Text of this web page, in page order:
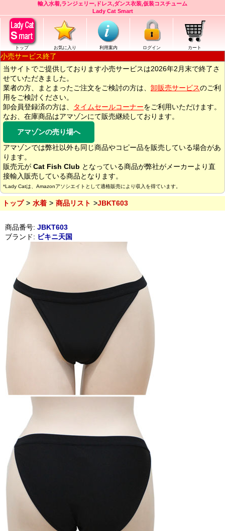
輸入水着,ランジェリー,ドレス,ダンス衣装,仮装コスチューム
Lady Cat Smart
トップ お気に入り 利用案内 ログイン カート
小売サービス終了
当サイトでご提供しております小売サービスは2026年2月末で終了さ
せていただきました。
業者の方、まとまったご注文をご検討の方は、 卸販売サービスのご利
用をご検討ください。
卸会員登録済の方は、
タイムセールコーナーをご利用いただけます。
なお、在庫商品はアマゾンにて販売継続しております。
アマゾンの売り場へ
アマゾンでは弊社以外も同じ商品やコピー品を販売している場合があ
ります。
販売元が Cat Fish Club となっている商品が弊社がメーカーより直
接輸入販売している商品となります。
*Lady Catは、Amazonアソシエイトとして適格販売により収入を得ています。
トップ 水着 商品リスト JBKT603
商品番号: JBKT603
ブランド: ビキニ天国